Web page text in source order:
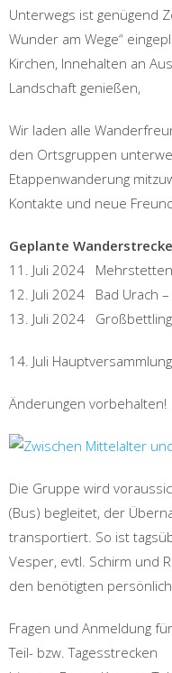
Unterwegs ist genügend
Wunder am Wege“
Kirchen, Innehalten an
Landschaft genießen,
Wir laden alle
den Ortsgruppen
Etappenwanderung
Kontakte und neue
Geplante
11. Juli 2024
12. Juli 2024 Bad Urach
13. Juli 2024
14. Juli
Änderungen vorbehalten!
Die Gruppe wird
(Bus) begleitet, der
transportiert. So ist
Vesper, evtl. Schirm und
den benötigten
Fragen und Anmeldung
Teil- bzw. Tagesstrecken